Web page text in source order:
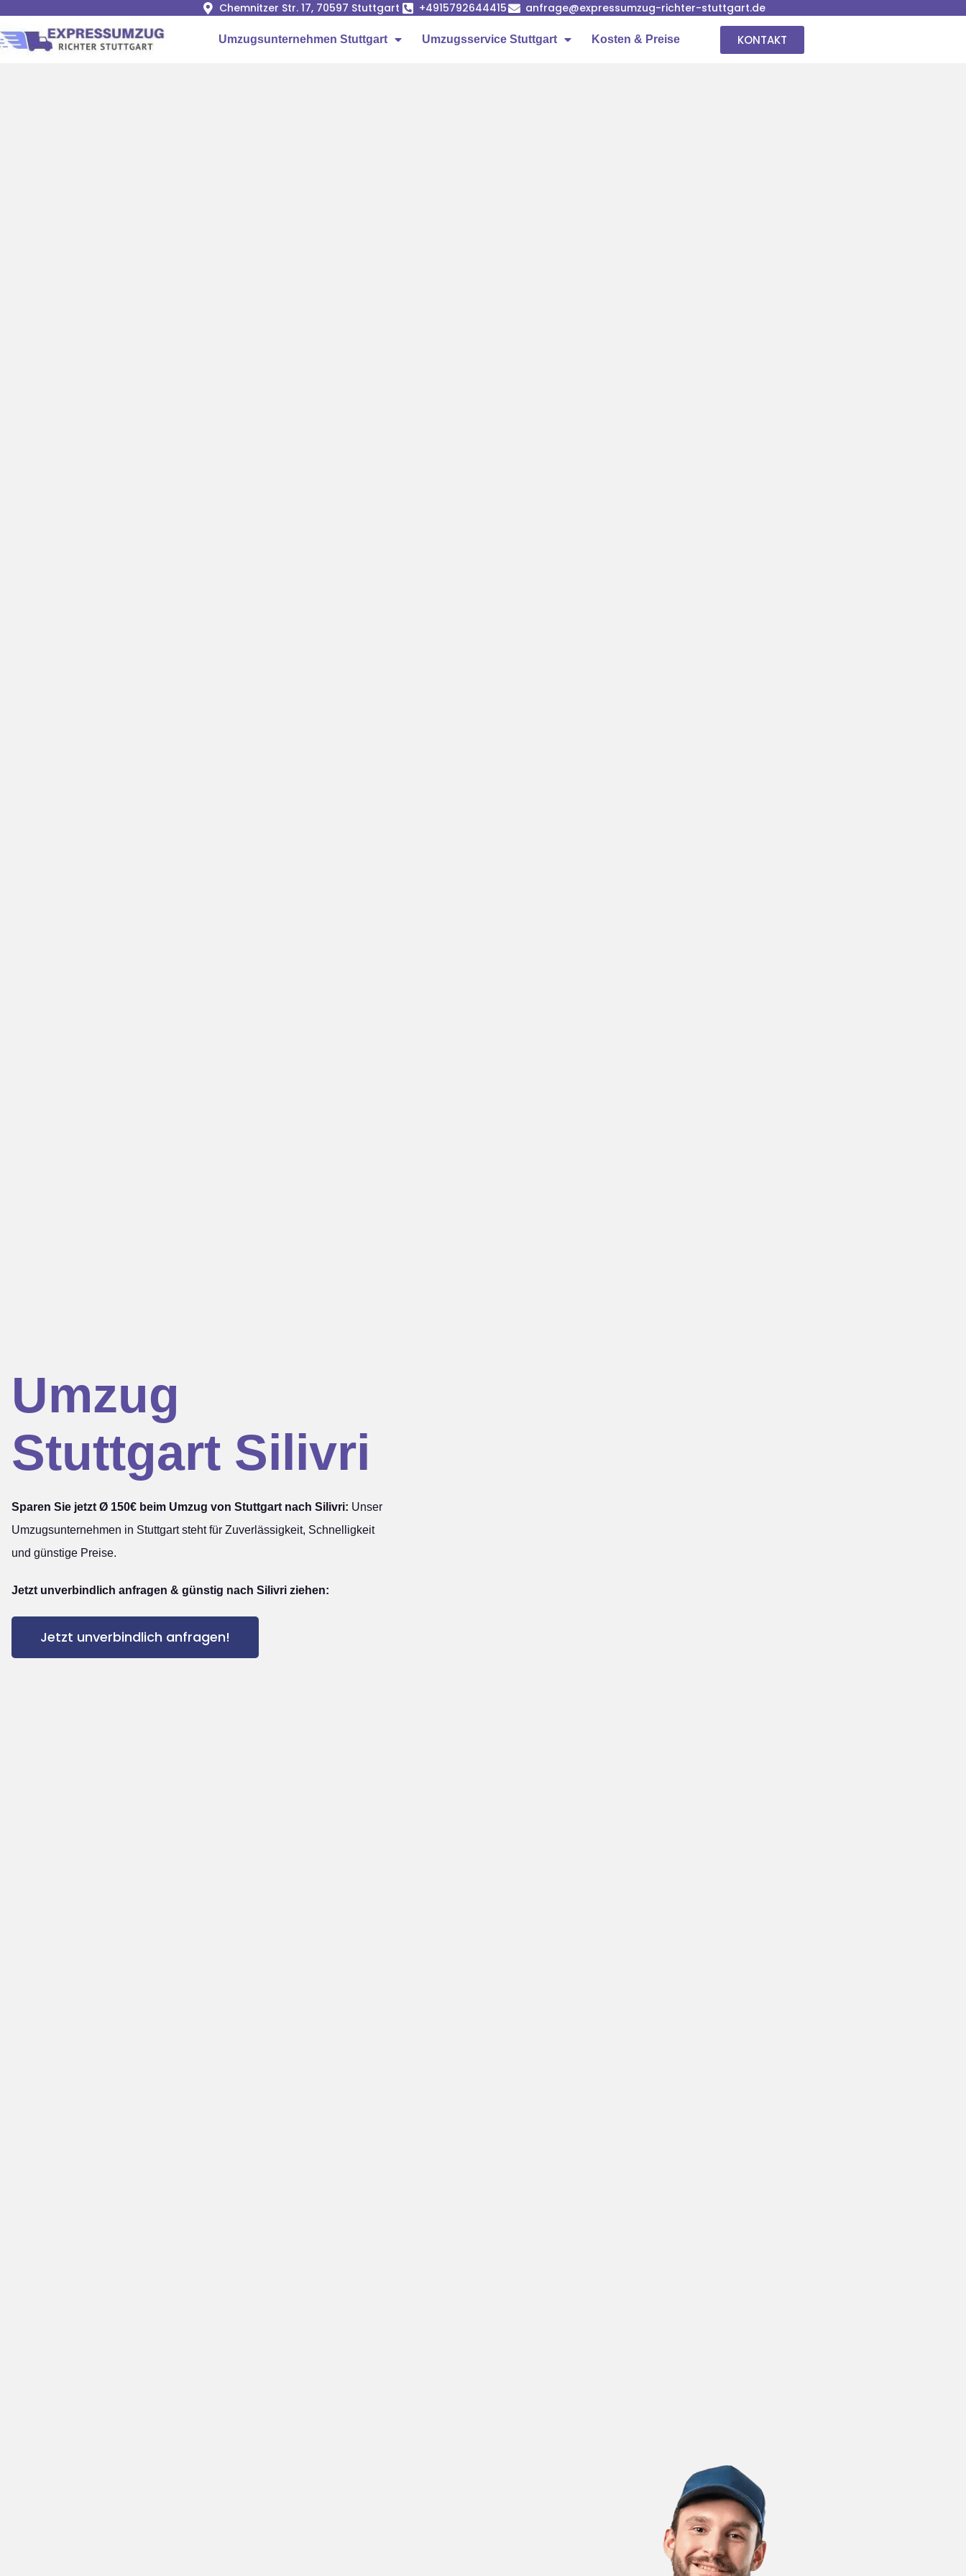
Chemnitzer Str. 17, 70597 Stuttgart +4915792644415 anfrage@expressumzug-richter-stuttgart.de
Umzugsunternehmen Stuttgart Umzugsservice Stuttgart Kosten & Preise KONTAKT
Umzug
Stuttgart Silivri
Sparen Sie jetzt Ø 150€ beim Umzug von Stuttgart nach Silivri: Unser
Umzugsunternehmen in Stuttgart steht für Zuverlässigkeit, Schnelligkeit
und günstige Preise.
Jetzt unverbindlich anfragen & günstig nach Silivri ziehen:
Jetzt unverbindlich anfragen!